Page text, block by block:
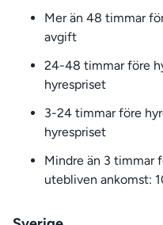
Mer än 48 timmar
avgift
24-48 timmar före
hyrespriset
3-24 timmar före
hyrespriset
Mindre än 3 timmar
utebliven ankomst: